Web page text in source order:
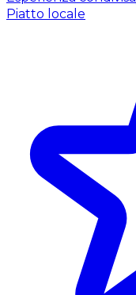
Piatto locale